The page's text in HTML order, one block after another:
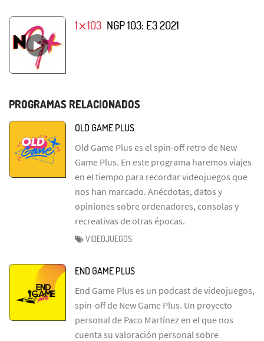
1⨯103 NGP 103: E3 2021
PROGRAMAS RELACIONADOS
OLD GAME PLUS
Old Game Plus es el spin-off retro de New
Game Plus. En este programa haremos viajes
en el tiempo para recordar videojuegos que
nos han marcado. Anécdotas, datos y
opiniones sobre ordenadores, consolas y
recreativas de otras épocas.
VIDEOJUEGOS
END GAME PLUS
End Game Plus es un podcast de videojuegos,
spin-off de New Game Plus. Un proyecto
personal de Paco Martínez en el que nos
cuenta su valoración personal sobre